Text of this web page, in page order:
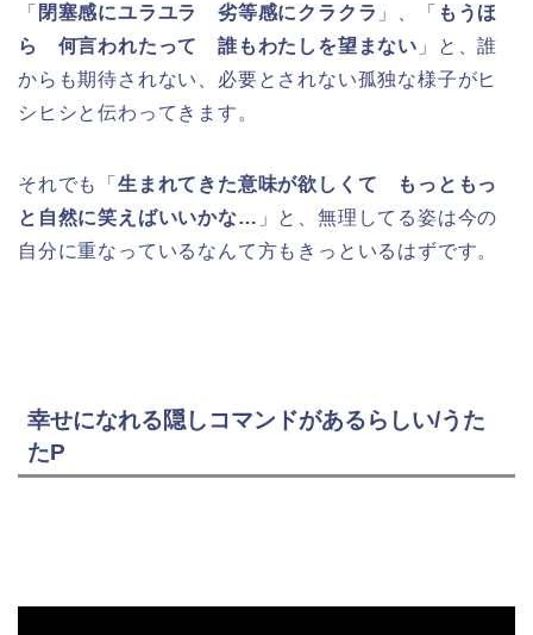
「 閉塞感にユラユラ 劣等感にクラクラ 」、「 もうほ
ら 何言われたって 誰もわたしを望まない 」と、誰
からも期待されない、必要とされない孤独な様子がヒ
シヒシと伝わってきます。
それでも「 生まれてきた意味が欲しくて もっともっ
と自然に笑えばいいかな… 」と、無理してる姿は今の
自分に重なっているなんて方もきっといるはずです。
幸せになれる隠しコマンドがあるらしい/うた
たP